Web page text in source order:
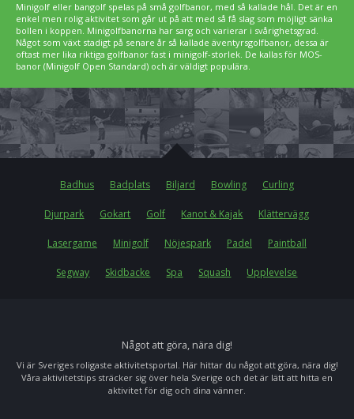
Minigolf eller bangolf spelas på små golfbanor, med så kallade hål. Det är en
enkel men rolig aktivitet som går ut på att med så få slag som möjligt sänka
bollen i koppen. Minigolfbanorna har sarg och varierar i svårighetsgrad.
Något som växt stadigt på senare år så kallade äventyrsgolfbanor, dessa är
oftast mer lika riktiga golfbanor fast i minigolf-storlek. De kallas för MOS-
banor (Minigolf Open Standard) och är väldigt populära.
Badhus Badplats Biljard Bowling Curling
Djurpark Gokart Golf Kanot & Kajak Klättervägg
Lasergame Minigolf Nöjespark Padel Paintball
Segway Skidbacke Spa Squash Upplevelse
Något att göra, nära dig!
Vi är Sveriges roligaste aktivitetsportal. Här hittar du något att göra, nära dig!
Våra aktivitetstips sträcker sig över hela Sverige och det är lätt att hitta en
aktivitet för dig och dina vänner.